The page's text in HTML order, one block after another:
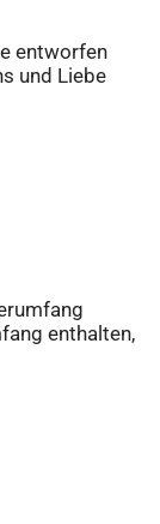
entworfen
und Liebe
enthalten,